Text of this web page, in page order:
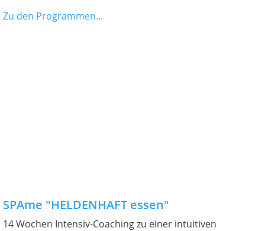
Zu den Programmen…
SPAme "HELDENHAFT essen"
14 Wochen Intensiv-Coaching zu einer intuitiven